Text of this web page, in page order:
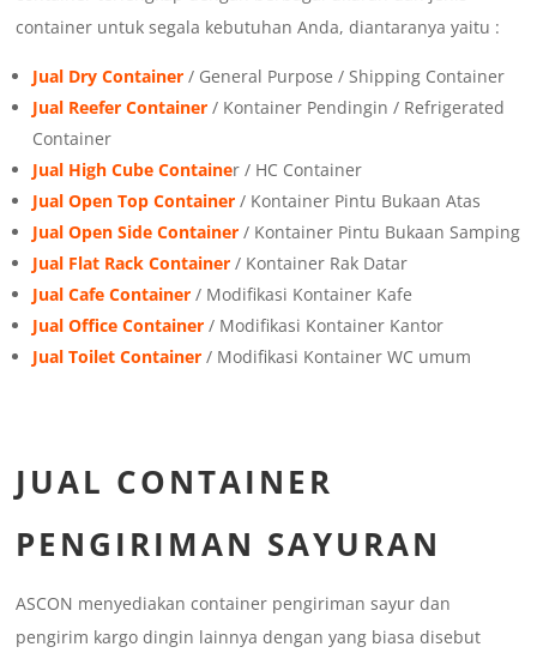
container untuk segala kebutuhan Anda, diantaranya yaitu :
Jual Dry Container / General Purpose / Shipping Container
Jual Reefer Container / Kontainer Pendingin / Refrigerated
Container
Jual High Cube Container / HC Container
Jual Open Top Container / Kontainer Pintu Bukaan Atas
Jual Open Side Container / Kontainer Pintu Bukaan Samping
Jual Flat Rack Container / Kontainer Rak Datar
Jual Cafe Container / Modifikasi Kontainer Kafe
Jual Office Container / Modifikasi Kontainer Kantor
Jual Toilet Container / Modifikasi Kontainer WC umum
JUAL CONTAINER
PENGIRIMAN SAYURAN
ASCON menyediakan container pengiriman sayur dan
pengirim kargo dingin lainnya dengan yang biasa disebut